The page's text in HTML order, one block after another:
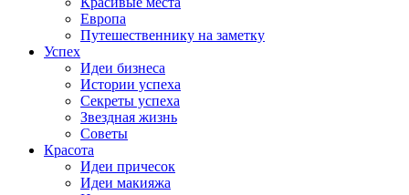
Европа
Путешественнику на заметку
Успех
Идеи бизнеса
Истории успеха
Секреты успеха
Звездная жизнь
Советы
Красота
Идеи причесок
Идеи макияжа